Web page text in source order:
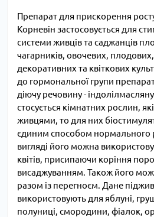
Препарат для прискорення
Корневін застосовується для
системи живців та саджанців
чагарників, овочевих, плодових,
декоративних та квіткових
до гормональної групи
діючу речовину -
стосується кімнатних рослин,
живцями, то для них
єдиним способом нормального
вигляді його можна
квітів, присипаючи коріння
висаджуванням. Також його
разом із перегноєм. Дане
використовують для яблуні,
полуниці, смородини, фіалок,